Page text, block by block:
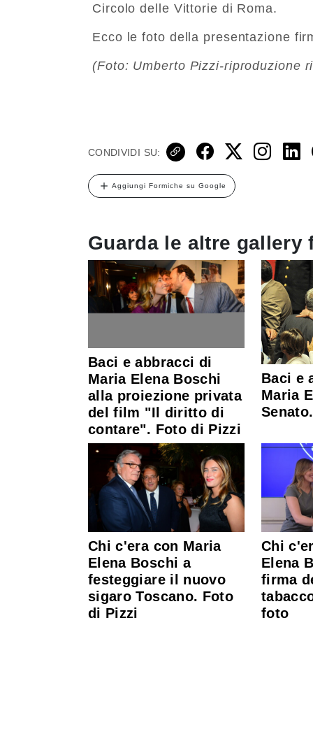
Circolo delle Vittorie di Roma.
Ecco le foto della presentazione
(Foto: Umberto Pizzi-riproduzione
CONDIVIDI SU:
Aggiungi Formiche su Google
Guarda le altre gallery
Baci e abbracci di
Maria Elena Boschi
alla proiezione privata
del film "Il diritto di
contare". Foto di Pizzi
Baci e
Maria
Chi c'era con Maria
Elena Boschi a
festeggiare il nuovo
sigaro Toscano. Foto
di Pizzi
Chi
Elena
firma
foto